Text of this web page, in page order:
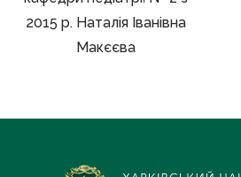
2015 р. Наталія Іванівна
Макєєва